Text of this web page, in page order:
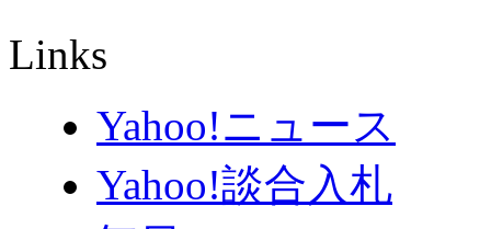
Links
Yahoo!ニュース
Yahoo!談合入札